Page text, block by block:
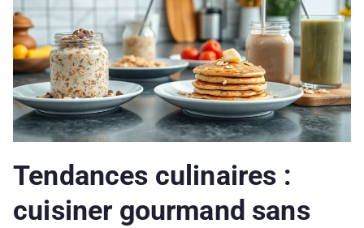
Tendances culinaires :
cuisiner gourmand sans